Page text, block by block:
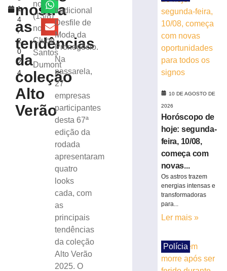
1
4
,
2
0
2
4
mostra
as
tendências
da
coleção
Alto
Verão
noite
(13/8)
no
Clube
Santos
Dumont
tradicional
Desfile de
Moda da
Pronegócio.
Na
passarela,
27
empresas
participantes
desta 67ª
edição da
rodada
apresentaram
quatro
looks
cada, com
as
principais
tendências
da coleção
Alto Verão
2025. O
desafios
tributação
municipal
agosto
mais
Retiradas
poupança
superam
depósitos
julho
10 DE AGOSTO DE
2026
Horóscopo de
hoje: segunda-
feira, 10/08,
começa com
novas...
Os astros trazem
energias intensas e
transformadoras
para...
Ler mais »
Polícia